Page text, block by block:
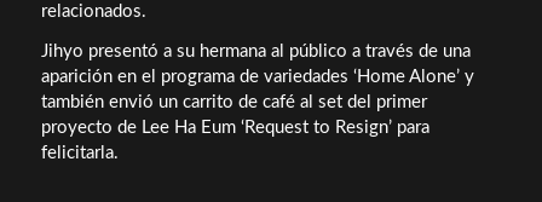
relacionados.
Jihyo presentó a su hermana al público a través de una
aparición en el programa de variedades ‘Home Alone’ y
también envió un carrito de café al set del primer
proyecto de Lee Ha Eum ‘Request to Resign’ para
felicitarla.